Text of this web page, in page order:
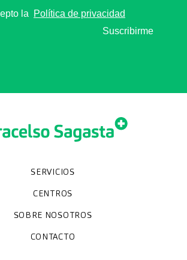
la
Política de privacidad
Suscribirme
SERVICIOS
Especialidades
Diagnóstico por la imagen
y revisiones médicas
CENTROS
Policlínica Sagasta
Diagnóstico Médico
SOBRE NOSOTROS
Quiénes somos
con nosotros
Noticias
Preguntas frecuentes
CONTACTO